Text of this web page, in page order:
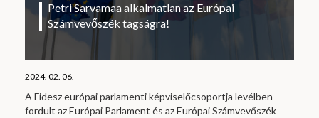
Petri Sarvamaa alkalmatlan az Európai
Számvevőszék tagságra!
2024. 02. 06.
A Fidesz európai parlamenti képviselőcsoportja levélben
fordult az Európai Parlament és az Európai Számvevőszék